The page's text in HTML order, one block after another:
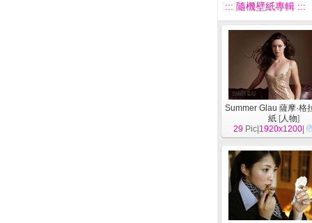
::: 隨機壁紙專輯 :::
Summer Glau 薩摩·格
紙 [人物]
29 Pic| 1920x1200